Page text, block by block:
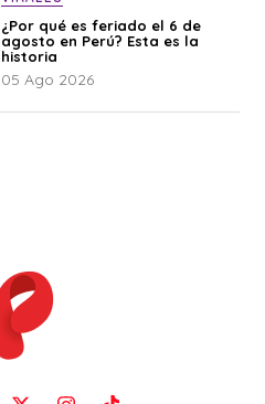
¿Por qué es feriado el 6 de
agosto en Perú? Esta es la
historia
05 Ago 2026